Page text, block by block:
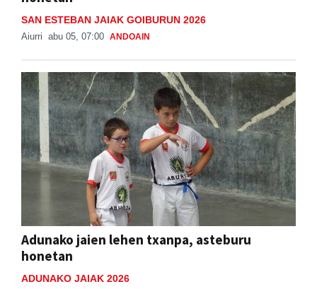
SAN ESTEBAN JAIAK GOIBURUN 2026
Aiurri abu 05, 07:00 ANDOAIN
Adunako jaien lehen txanpa, asteburu
honetan
ADUNAKO JAIAK 2026